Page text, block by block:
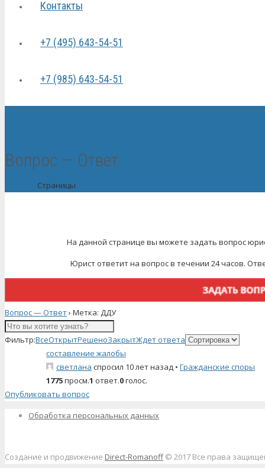
Контакты
+7 (495) 643-54-51
+7 (985) 643-54-51
Вопрос — Ответ
Страницы
На данной странице вы можете задать вопрос
Юрист ответит на вопрос в течении 24 часов.
Вопрос — Ответ› Метка: ДДУ
Фильтр:ВсеОткрытРешеноЗакрытЖдет ответа
составление жалобы
светлана спросил 10 лет назад • Гражданские споры
1775просм.1 ответ.0голос.
Опубликовать вопрос
Обработка персональных данных
Создание и продвижение Direct-Romanoff© 2017 Все права